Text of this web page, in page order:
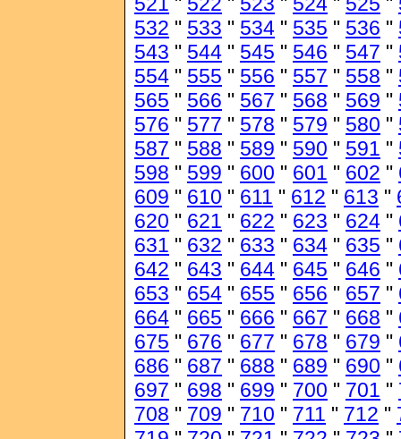
532 " 533 " 534 " 535 " 536 "
543 " 544 " 545 " 546 " 547 "
554 " 555 " 556 " 557 " 558 "
565 " 566 " 567 " 568 " 569 "
576 " 577 " 578 " 579 " 580 "
587 " 588 " 589 " 590 " 591 "
598 " 599 " 600 " 601 " 602 "
609 " 610 " 611 " 612 " 613 "
620 " 621 " 622 " 623 " 624 "
631 " 632 " 633 " 634 " 635 "
642 " 643 " 644 " 645 " 646 "
653 " 654 " 655 " 656 " 657 "
664 " 665 " 666 " 667 " 668 "
675 " 676 " 677 " 678 " 679 "
686 " 687 " 688 " 689 " 690 "
697 " 698 " 699 " 700 " 701 "
708 " 709 " 710 " 711 " 712 "